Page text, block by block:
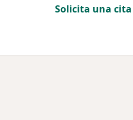
Solicita una cita